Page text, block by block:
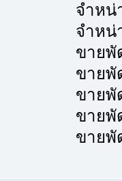
จำหน่
จำห
ขายพั
ขายพั
ขายพั
ขายพั
ขายพั